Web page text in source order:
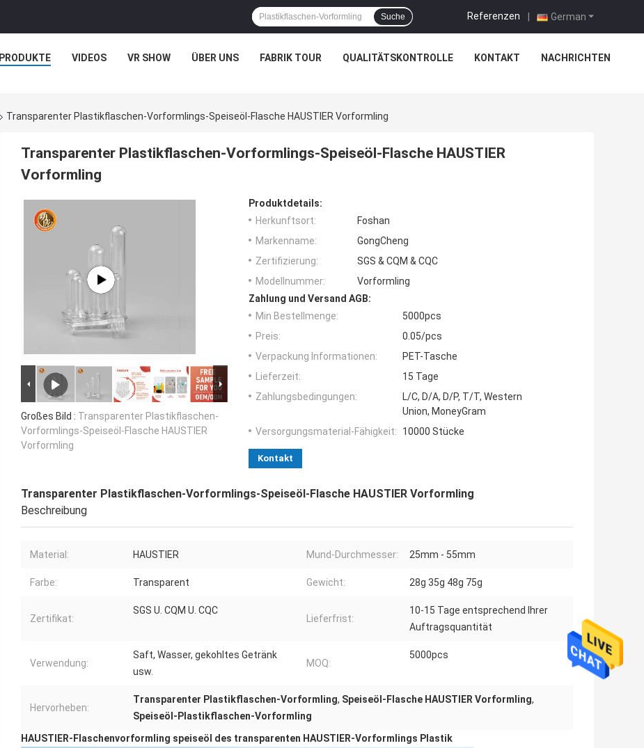
German
Referenzen |
Suche
PRODUKTE VIDEOS VR SHOW ÜBER UNS FABRIK TOUR QUALITÄTSKONTROLLE KONTAKT NACHRICHTEN
Transparenter Plastikflaschen-Vorformlings-Speiseöl-Flasche HAUSTIER Vorformling
Transparenter Plastikflaschen-Vorformlings-Speiseöl-Flasche HAUSTIER
Vorformling
Großes Bild : Transparenter Plastikflaschen-
Vorformlings-Speiseöl-Flasche HAUSTIER
Vorformling
Produktdetails:
Herkunftsort:
Foshan
Markenname:
GongCheng
Zertifizierung:
SGS & CQM & CQC
Modellnummer:
Vorformling
Zahlung und Versand AGB:
Min Bestellmenge:
5000pcs
Preis:
0.05/pcs
Verpackung Informationen:
PET-Tasche
Lieferzeit:
15 Tage
Zahlungsbedingungen:
L/C, D/A, D/P, T/T, Western
Union, MoneyGram
Versorgungsmaterial-Fähigkeit:
10000 Stücke
Kontakt
Transparenter Plastikflaschen-Vorformlings-Speiseöl-Flasche HAUSTIER Vorformling
Beschreibung
Material: HAUSTIER Mund-Durchmesser: 25mm - 55mm
Farbe: Transparent Gewicht: 28g 35g 48g 75g
Zertifikat:
SGS U. CQM U. CQC
Lieferfrist:
10-15 Tage entsprechend Ihrer
Auftragsquantität
Verwendung:
Saft, Wasser, gekohltes Getränk
usw.
MOQ:
5000pcs
Hervorheben:
Transparenter Plastikflaschen-Vorformling, Speiseöl-Flasche HAUSTIER Vorformling,
Speiseöl-Plastikflaschen-Vorformling
HAUSTIER-Flaschenvorformling speiseöl des transparenten HAUSTIER-Vorformlings Plastik